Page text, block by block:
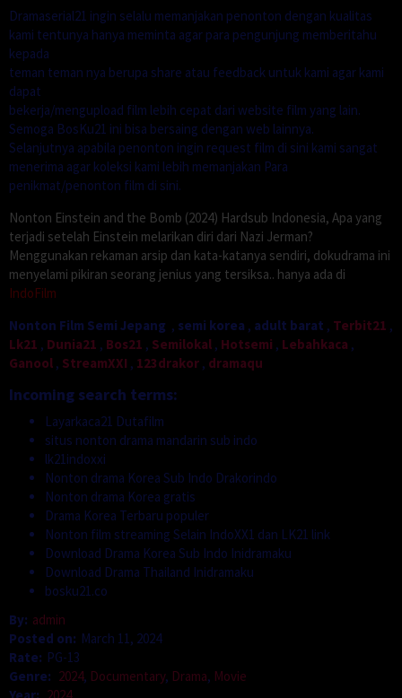
Dramaserial21 ingin selalu memanjakan penonton dengan kualitas
kami tentunya hanya meminta agar para pengunjung memberitahu
kepada
teman teman nya berupa share atau feedback untuk kami agar kami
dapat
bekerja/mengupload film lebih cepat dari website film yang lain.
Semoga BosKu21 ini bisa bersaing dengan web lainnya.
Selanjutnya apabila penonton ingin request film di sini kami sangat
menerima agar koleksi kami lebih memanjakan Para
penikmat/penonton film di sini.
Nonton Einstein and the Bomb (2024) Hardsub Indonesia, Apa yang
terjadi setelah Einstein melarikan diri dari Nazi Jerman?
Menggunakan rekaman arsip dan kata-katanya sendiri, dokudrama ini
menyelami pikiran seorang jenius yang tersiksa.. hanya ada di
IndoFilm
Nonton Film Semi Jepang , semi korea , adult barat , Terbit21 ,
Lk21 , Dunia21 , Bos21 , Semilokal , Hotsemi , Lebahkaca ,
Ganool , StreamXXI , 123drakor , dramaqu
Incoming search terms:
Layarkaca21 Dutafilm
situs nonton drama mandarin sub indo
lk21indoxxi
Nonton drama Korea Sub Indo Drakorindo
Nonton drama Korea gratis
Drama Korea Terbaru populer
Nonton film streaming Selain IndoXX1 dan LK21 link
Download Drama Korea Sub Indo Inidramaku
Download Drama Thailand Inidramaku
bosku21.co
By: admin
Posted on: March 11, 2024
Rate: PG-13
Genre: 2024, Documentary, Drama, Movie